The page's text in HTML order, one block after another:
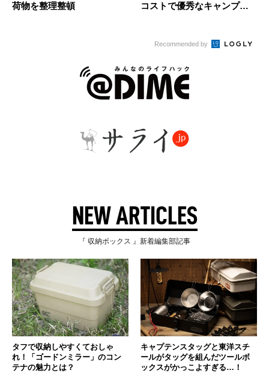
荷物を整理整頓
コストで優秀なキャンプ用
Recommended by
NEW ARTICLES
『 収納ボックス 』新着編集部記事
タフで収納しやすくておしゃ
れ！「ゴードンミラー」のコン
テナの魅力とは？
キャプテンスタッグと東洋スチ
ールがタッグを組んだツールボ
ックスがかっこよすぎる…！